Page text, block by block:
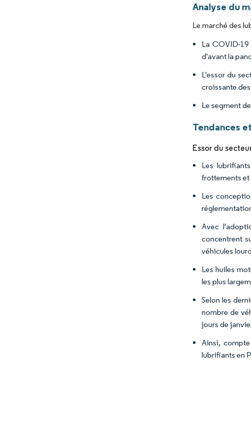
Analyse du
Le marché des
La COVID-
d'avant la
L'essor du
croissante
Le segment
Tendances
Essor du
Les
frottements et
Les
Avec
concentrent
véhicules
Les huiles
les plus
Selon les
nombre de
jours de
Ainsi,
lubrifiants en